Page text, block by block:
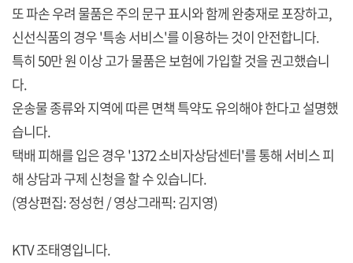
또 파손 우려 물품은 주의 문구 표시와 함께 완충재로 포장하고,
신선식품의 경우 '특송 서비스'를 이용하는 것이 안전합니다.
특히 50만 원 이상 고가 물품은 보험에 가입할 것을 권고했습니
다.
운송물 종류와 지역에 따른 면책 특약도 유의해야 한다고 설명했
습니다.
택배 피해를 입은 경우 '1372 소비자상담센터'를 통해 서비스 피
해 상담과 구제 신청을 할 수 있습니다.
(영상편집: 정성헌 / 영상그래픽: 김지영)
KTV 조태영입니다.